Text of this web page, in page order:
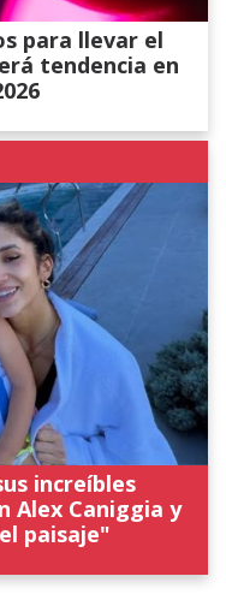
para llevar el
tendencia en
increíbles
Alex Caniggia y
paisaje"